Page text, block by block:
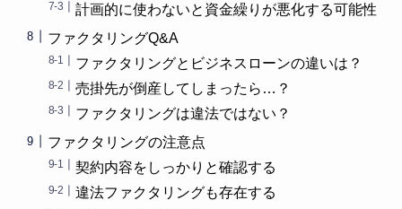
計画的に使わないと資金繰りが悪化する可能性
ファクタリングQ&A
ファクタリングとビジネスローンの違いは？
売掛先が倒産してしまったら…？
ファクタリングは違法ではない？
ファクタリングの注意点
契約内容をしっかりと確認する
違法ファクタリングも存在する